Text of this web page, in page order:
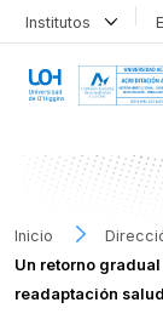
Institutos
Inicio
Un retorno
readaptación